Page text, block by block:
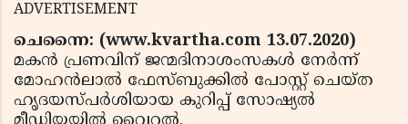
ADVERTISEMENT
ചെന്നൈ: (www.kvartha.com 13.07.2020)
മകന്‍ പ്രണവിന് ജന്മദിനാശംസകള്‍ നേര്‍ന്ന്
മോഹന്‍ലാല്‍ ഫേസ്ബുക്കില്‍ പോസ്റ്റ് ചെയ്ത
ഹൃദയസ്പര്‍ശിയായ കുറിപ്പ് സോഷ്യല്‍